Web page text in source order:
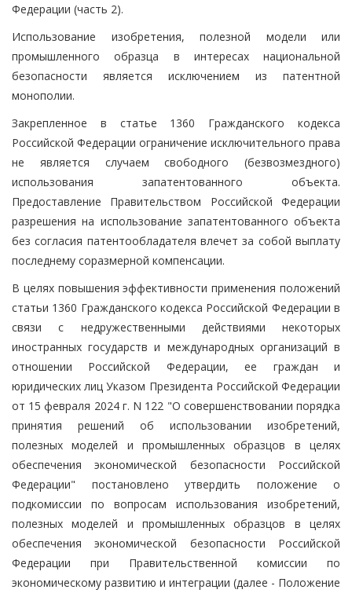
Федерации (часть 2).
Использование изобретения, полезной модели или
промышленного образца в интересах национальной
безопасности является исключением из патентной
монополии.
Закрепленное в статье 1360 Гражданского кодекса
Российской Федерации ограничение исключительного права
не является случаем свободного (безвозмездного)
использования запатентованного объекта.
Предоставление Правительством Российской Федерации
разрешения на использование запатентованного объекта
без согласия патентообладателя влечет за собой выплату
последнему соразмерной компенсации.
В целях повышения эффективности применения положений
статьи 1360 Гражданского кодекса Российской Федерации в
связи с недружественными действиями некоторых
иностранных государств и международных организаций в
отношении Российской Федерации, ее граждан и
юридических лиц Указом Президента Российской Федерации
от 15 февраля 2024 г. N 122 "О совершенствовании порядка
принятия решений об использовании изобретений,
полезных моделей и промышленных образцов в целях
обеспечения экономической безопасности Российской
Федерации" постановлено утвердить положение о
подкомиссии по вопросам использования изобретений,
полезных моделей и промышленных образцов в целях
обеспечения экономической безопасности Российской
Федерации при Правительственной комиссии по
экономическому развитию и интеграции (далее - Положение